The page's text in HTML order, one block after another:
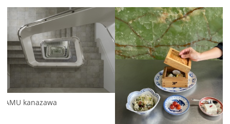
P
e
v
i
o
u
KAMU kanazawa
N
e
x
t